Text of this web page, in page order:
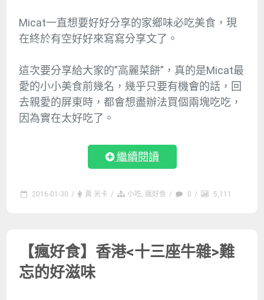
Micat一直想要好好分享的家鄉味必吃美食，現
在終於有空好好來寫寫分享文了。
這次要分享給大家的”高麗菜餅”，真的是Micat最
愛的小小美食前幾名，幾乎只要有機會的話，回
去親愛的屏東時，都會想盡辦法買個兩塊吃吃，
因為實在太好吃了。
繼續閱讀
2016-01-30 / 黃 米卡 / 小吃 ,瘋好食 / 0 / 5,111
【瘋好食】香港<十三座牛雜>難
忘的好滋味